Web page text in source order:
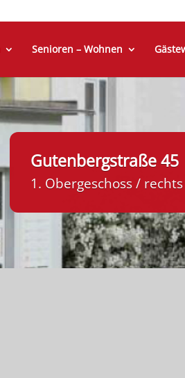
Senioren – Wohnen
Gutenbergstraße 45
1. Obergeschoss / rechts